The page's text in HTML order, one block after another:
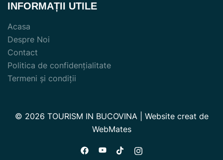
INFORMAȚII UTILE
Acasa
Despre Noi
Contact
Politica de confidențialitate
Termeni și condiții
© 2026 TOURISM IN BUCOVINA | Website creat de
WebMates